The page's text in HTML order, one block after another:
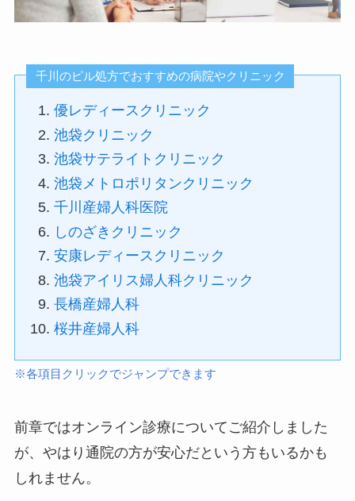
千川のピル処方でおすすめの病院やクリニック
優レディースクリニック
池袋クリニック
池袋サテライトクリニック
池袋メトロポリタンクリニック
千川産婦人科医院
しのざきクリニック
安康レディースクリニック
池袋アイリス婦人科クリニック
長橋産婦人科
桜井産婦人科
※各項目クリックでジャンプできます
前章ではオンライン診療についてご紹介しました
が、やはり通院の方が安心だという方もいるかも
しれません。